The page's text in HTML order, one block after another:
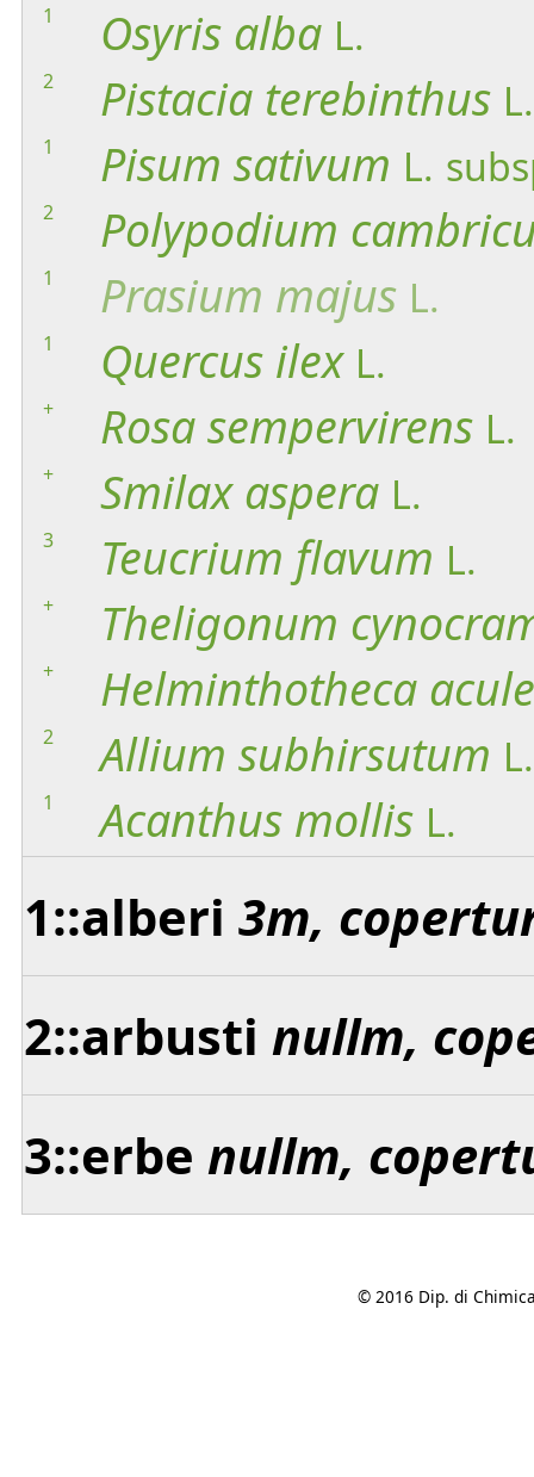
1 Osyris alba L.
2 Pistacia terebinthus L.
1 Pisum sativum L.
2 Polypodium
1 Prasium majus L.
1 Quercus ilex L.
+ Rosasempervirens L.
+ Smilax aspera L.
3 Teucrium flavum L.
+ Theligonum
+ Helminthotheca
2 Allium subhirsutum L.
1 Acanthus mollis L.
1::alberi 3m,
2::arbusti nullm,
3::erbe nullm,
© 2016 Dip. di